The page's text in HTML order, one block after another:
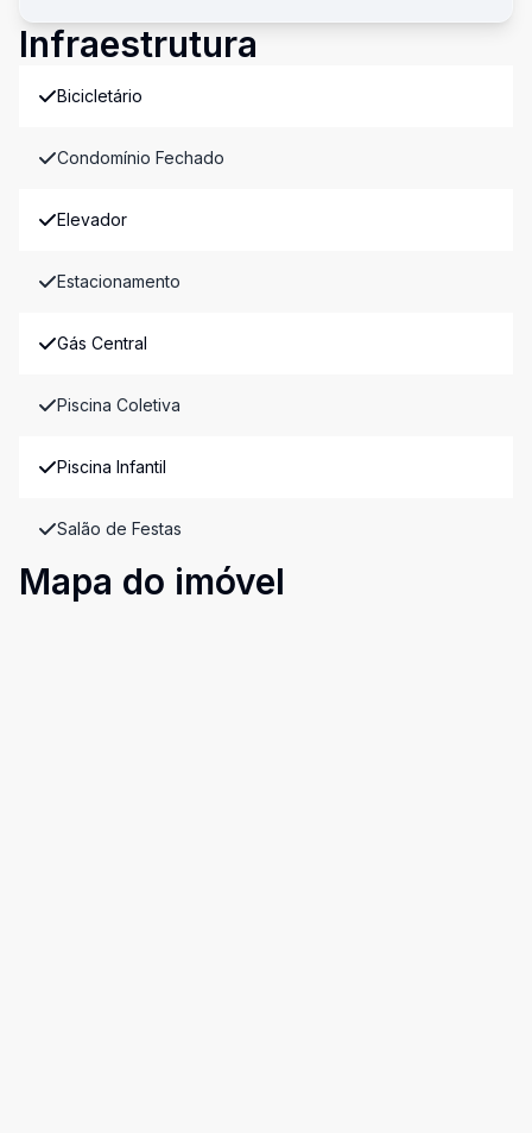
Infraestrutura
Bicicletário
Condomínio Fechado
Elevador
Estacionamento
Gás Central
Piscina Coletiva
Piscina Infantil
Salão de Festas
Mapa do imóvel